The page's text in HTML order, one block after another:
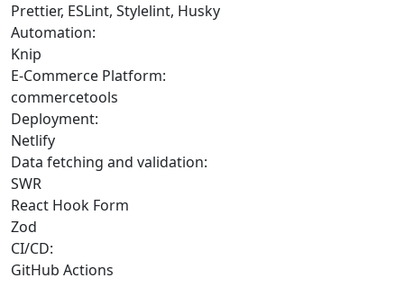
Prettier, ESLint, Stylelint, Husky
Automation:
Knip
E-Commerce Platform:
commercetools
Deployment:
Netlify
Data fetching and validation:
SWR
React Hook Form
Zod
CI/CD:
GitHub Actions